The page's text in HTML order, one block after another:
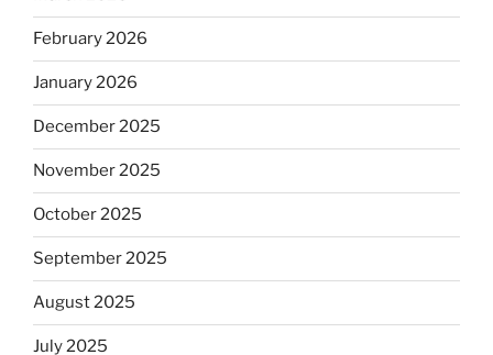
February 2026
January 2026
December 2025
November 2025
October 2025
September 2025
August 2025
July 2025